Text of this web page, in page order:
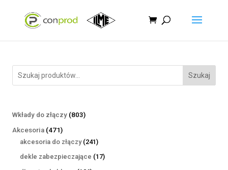
Szukaj
Wkłady do złączy 803803
Akcesoria 471471
produktów
akcesoria do złączy 241241
produktów
dekle zabezpieczające 1717